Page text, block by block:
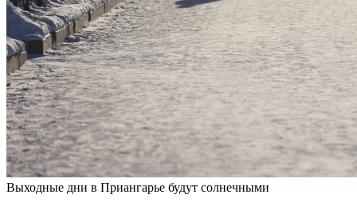
Выходные дни в Приангарье будут солнечными